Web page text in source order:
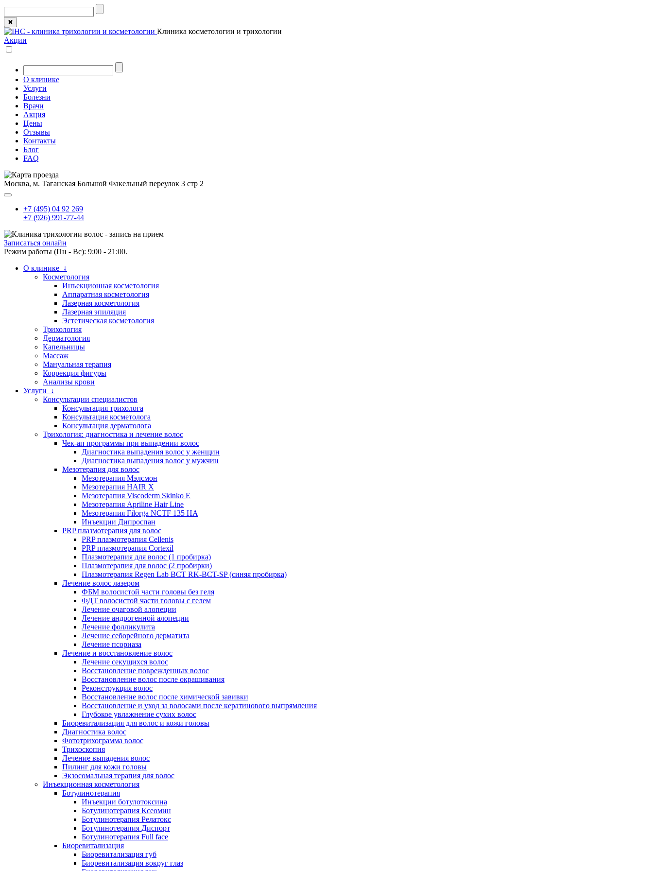
✖
Клиника косметологии и трихологии
Акции
О клинике
Услуги
Болезни
Врачи
Акция
Цены
Отзывы
Контакты
Блог
FAQ
Москва, м. Таганская Большой Факельный переулок 3 стр 2
+7 (495) 04 92 269
+7 (926) 991-77-44
Записаться онлайн
Режим работы (Пн - Вс): 9:00 - 21:00.
О клинике ↓
Косметология
Инъекционная косметология
Аппаратная косметология
Лазерная косметология
Лазерная эпиляция
Эстетическая косметология
Трихология
Дерматология
Капельницы
Массаж
Мануальная терапия
Коррекция фигуры
Анализы крови
Услуги ↓
Консультации специалистов
Консультация трихолога
Консультация косметолога
Консультация дерматолога
Трихология: диагностика и лечение волос
Чек-ап программы при выпадении волос
Диагностика выпадения волос у женщин
Диагностика выпадения волос у мужчин
Мезотерапия для волос
Мезотерапия Мэлсмон
Мезотерапия HAIR X
Мезотерапия Viscoderm Skinko E
Мезотерапия Apriline Hair Line
Мезотерапия Filorga NCTF 135 HA
Инъекции Дипроспан
PRP плазмотерапия для волос
PRP плазмотерапия Cellenis
PRP плазмотерапия Cortexil
Плазмотерапия для волос (1 пробирка)
Плазмотерапия для волос (2 пробирки)
Плазмотерапия Regen Lab BCT RK-BCT-SP (синяя пробирка)
Лечение волос лазером
ФБМ волосистой части головы без геля
ФДТ волосистой части головы с гелем
Лечение очаговой алопеции
Лечение андрогенной алопеции
Лечение фолликулита
Лечение себорейного дерматита
Лечение псориаза
Лечение и восстановление волос
Лечение секущихся волос
Восстановление поврежденных волос
Восстановление волос после окрашивания
Реконструкция волос
Восстановление волос после химической завивки
Восстановление и уход за волосами после кератинового выпрямления
Глубокое увлажнение сухих волос
Биоревитализация для волос и кожи головы
Диагностика волос
Фототрихограмма волос
Трихоскопия
Лечение выпадения волос
Пилинг для кожи головы
Экзосомальная терапия для волос
Инъекционная косметология
Ботулинотерапия
Инъекции ботулотоксина
Ботулинотерапия Ксеомин
Ботулинотерапия Релатокс
Ботулинотерапия Диспорт
Ботулинотерапия Full face
Биоревитализация
Биоревитализация губ
Биоревитализация вокруг глаз